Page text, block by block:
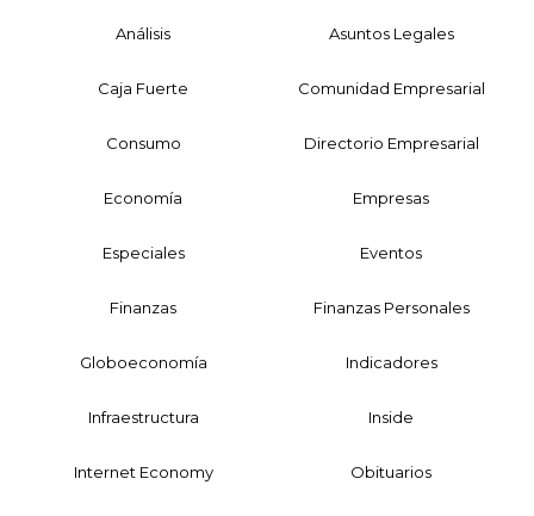
Análisis Asuntos Legales
Caja Fuerte Comunidad Empresarial
Consumo Directorio Empresarial
Economía Empresas
Especiales Eventos
Finanzas Finanzas Personales
Globoeconomía Indicadores
Infraestructura Inside
Internet Economy Obituarios